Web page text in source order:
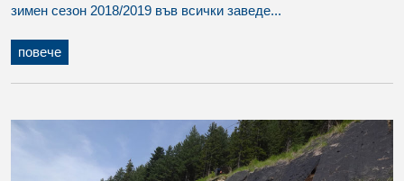
зимен сезон 2018/2019 във всички заведе...
повече